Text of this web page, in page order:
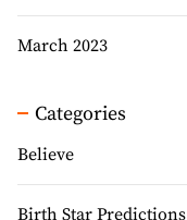
March 2023
Categories
Believe
Birth Star Predictions